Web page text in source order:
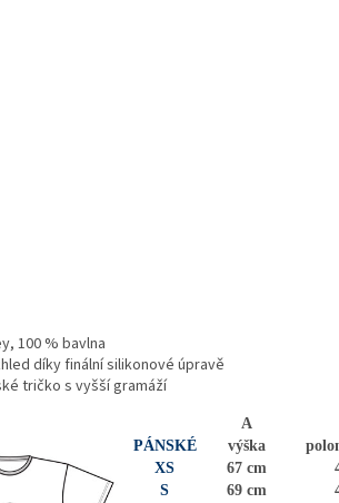
100 % bavlna
díky finální silikonové úpravě
tričko s vyšší gramáží
A
PÁNSKÉ
výška
XS
67 cm
S
69 cm